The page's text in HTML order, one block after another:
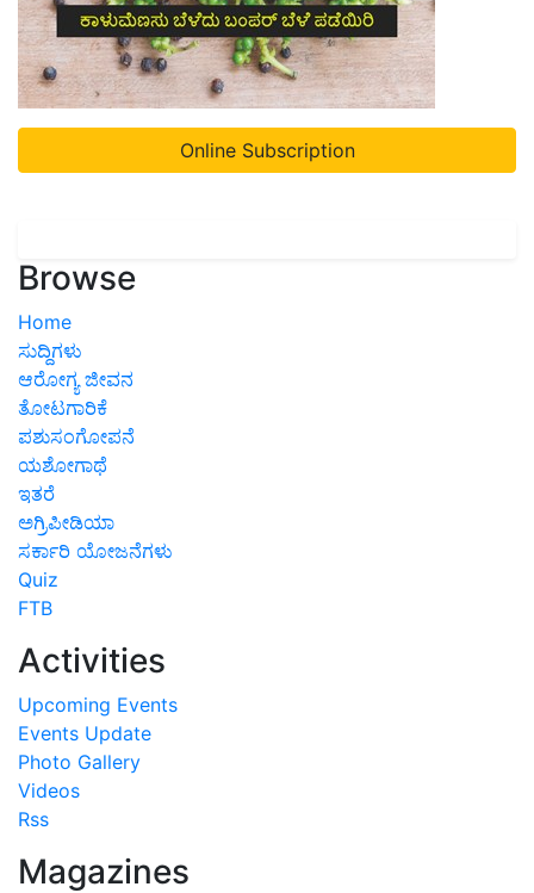
Online Subscription
Browse
Home
ಸುದ್ದಿಗಳು
ಆರೋಗ್ಯ ಜೀವನ
ತೋಟಗಾರಿಕೆ
ಪಶುಸಂಗೋಪನೆ
ಯಶೋಗಾಥೆ
ಇತರೆ
ಅಗ್ರಿಪೀಡಿಯಾ
ಸರ್ಕಾರಿ ಯೋಜನೆಗಳು
Quiz
FTB
Activities
Upcoming Events
Events Update
Photo Gallery
Videos
Rss
Magazines